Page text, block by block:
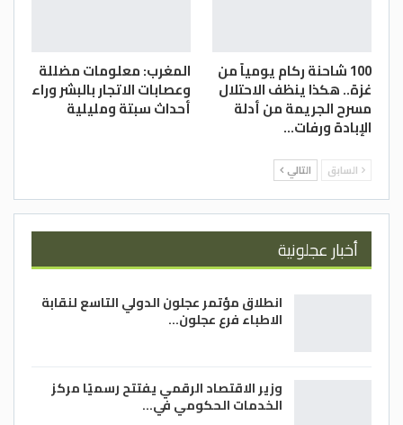
100 شاحنة ركام يومياً من
غزة.. هكذا ينظف الاحتلال
مسرح الجريمة من أدلة
الإبادة ورفات…
المغرب: معلومات مضللة
وعصابات الاتجار بالبشر وراء
أحداث سبتة ومليلية
السابق التالي
أخبار عجلونية
انطلاق مؤتمر عجلون الدولي التاسع لنقابة
الاطباء فرع عجلون…
وزير الاقتصاد الرقمي يفتتح رسميًا مركز
الخدمات الحكومي في…